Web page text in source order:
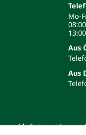
Mo-
Aus
Aus
Alle Preise verstehen